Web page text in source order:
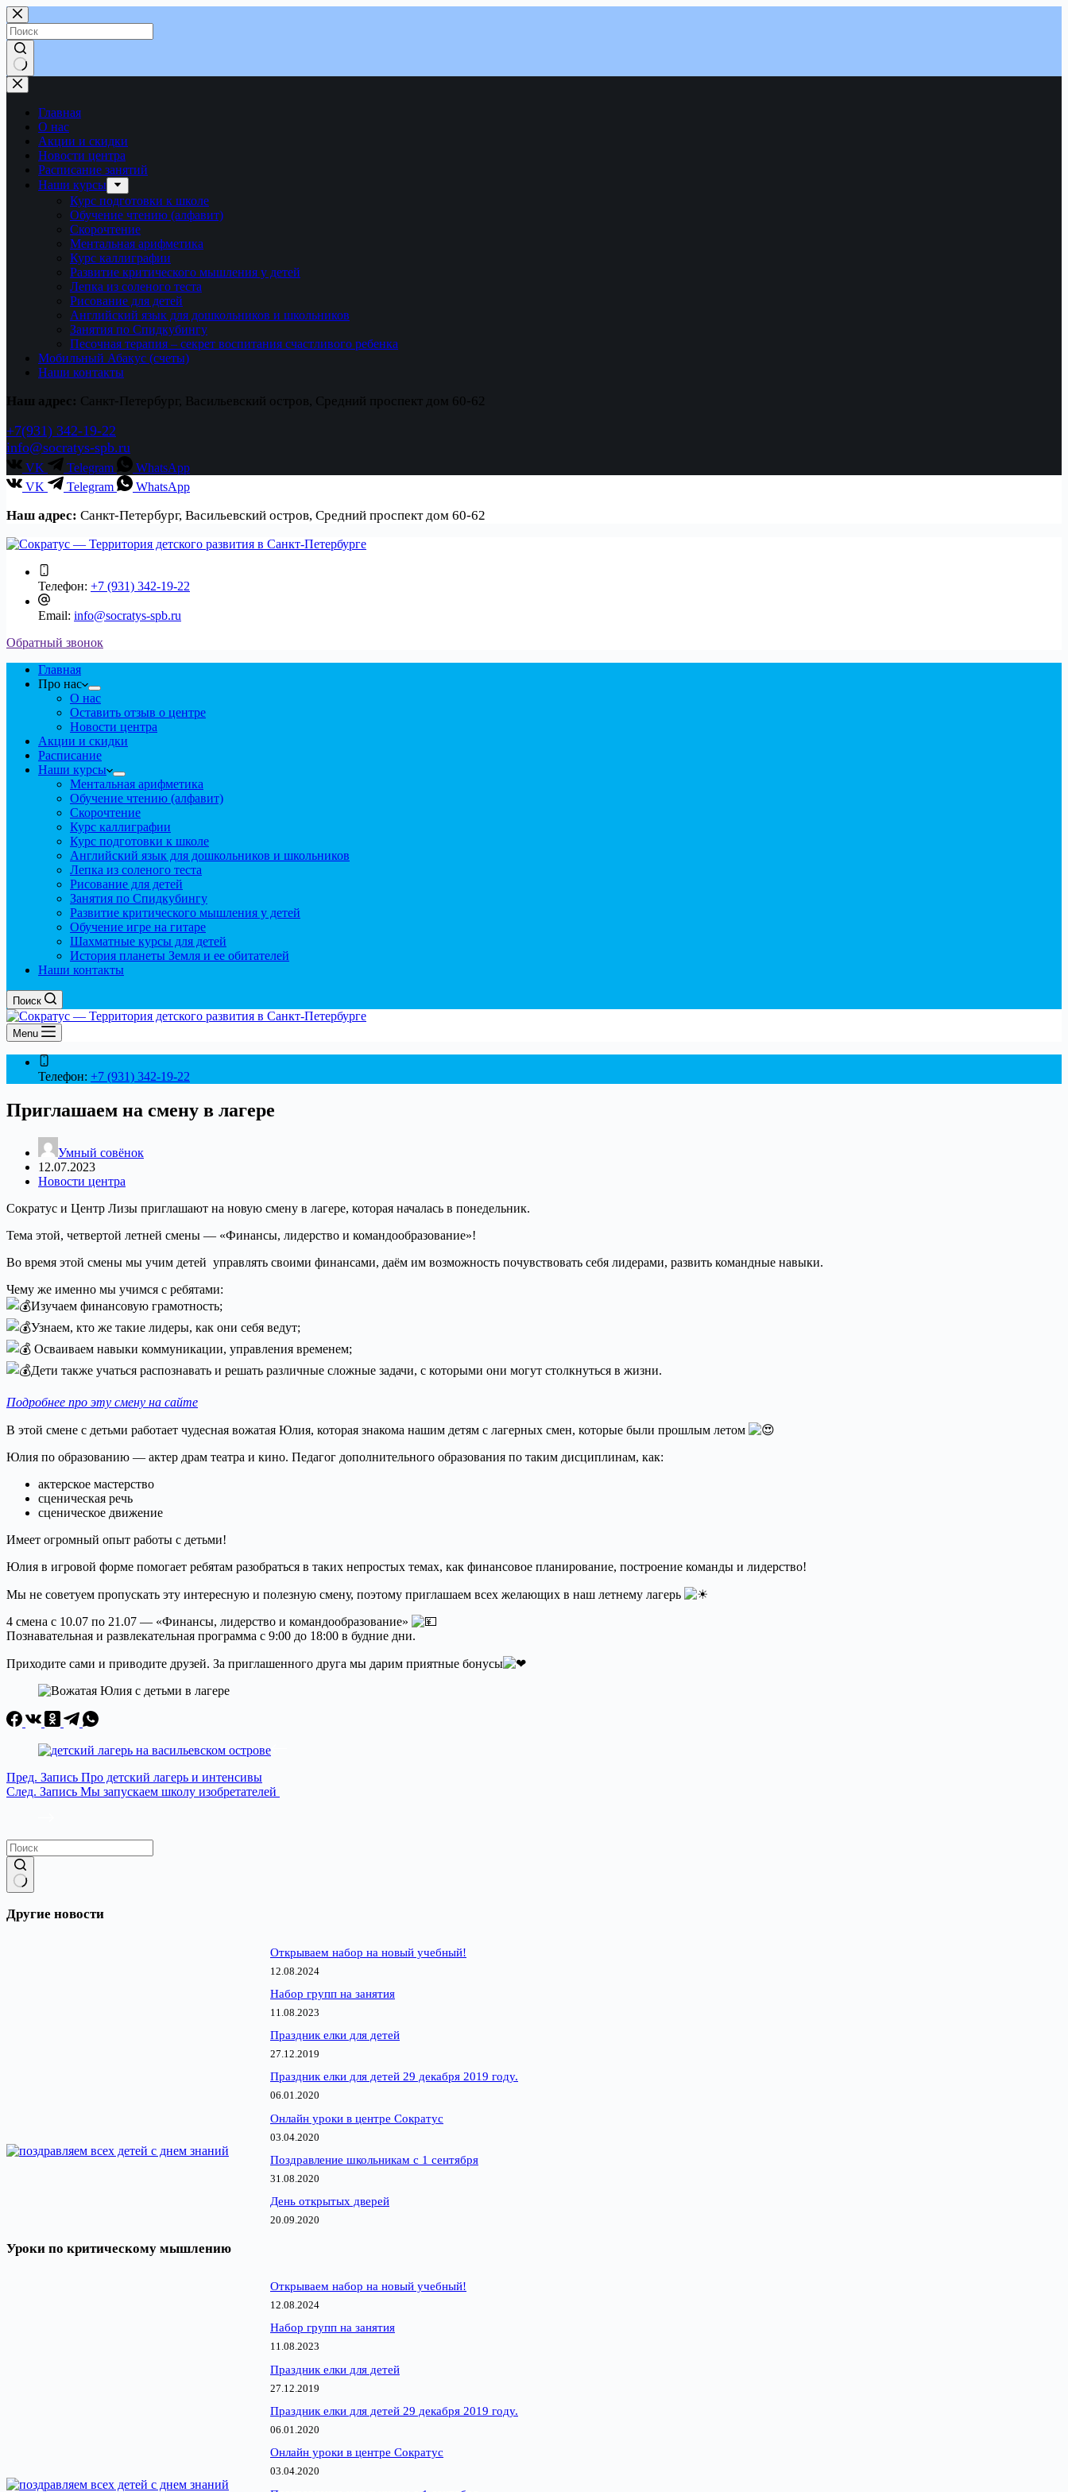
Перейти
к
сути
Ничего
не
найденоГлавная
О нас
Акции и скидки
Новости центра
Расписание занятий
Наши курсы
Курс подготовки к школе
Обучение чтению (алфавит)
Скорочтение
Ментальная арифметика
Курс каллиграфии
Развитие критического мышления у детей
Лепка из соленого теста
Рисование для детей
Английский язык для дошкольников и школьников
Занятия по Спидкубингу
Песочная терапия – секрет воспитания счастливого ребенка
Мобильный Абакус (счеты)
Наши контакты
Наш адрес: Санкт-Петербург, Васильевский остров, Средний проспект дом 60-62
+7(931) 342-19-22
info@socratys-spb.ru
VK Telegram
WhatsApp
VK
Telegram WhatsApp
Наш адрес: Санкт-Петербург, Васильевский остров, Средний проспект дом 60-62
Телефон: +7 (931) 342-19-22
Email: info@socratys-spb.ru
Обратный звонок
Главная
Про нас
О нас
Оставить отзыв о центре
Новости центра
Акции и скидки
Расписание
Наши курсы
Ментальная арифметика
Обучение чтению (алфавит)
Скорочтение
Курс каллиграфии
Курс подготовки к школе
Английский язык для дошкольников и школьников
Лепка из соленого теста
Рисование для детей
Занятия по Спидкубингу
Развитие критического мышления у детей
Обучение игре на гитаре
Шахматные курсы для детей
История планеты Земля и ее обитателей
Наши контакты
Поиск
Menu
Телефон: +7 (931) 342-19-22
Приглашаем на смену в лагере
Умный совёнок
12.07.2023
Новости центра
Сократус и Центр Лизы приглашают на новую смену в лагере, которая началась в понедельник.
Тема этой, четвертой летней смены — «Финансы, лидерство и командообразование»!
Во время этой смены мы учим детей управлять своими финансами, даём им возможность почувствовать себя лидерами, развить командные навыки.
Чему же именно мы учимся с ребятами:
Изучаем финансовую грамотность;
Узнаем, кто же такие лидеры, как они себя ведут;
Осваиваем навыки коммуникации, управления временем;
Дети также учаться распознавать и решать различные сложные задачи, с которыми они могут столкнуться в жизни.
Подробнее про эту смену на сайте
В этой смене с детьми работает чудесная вожатая Юлия, которая знакома нашим детям с лагерных смен, которые были прошлым летом
Юлия по образованию — актер драм театра и кино. Педагог дополнительного образования по таким дисциплинам, как:
актерское мастерство
сценическая речь
сценическое движение
Имеет огромный опыт работы с детьми!
Юлия в игровой форме помогает ребятам разобраться в таких непростых темах, как финансовое планирование, построение команды и лидерство!
Мы не советуем пропускать эту интересную и полезную смену, поэтому приглашаем всех желающих в наш летнему лагерь
4 смена с 10.07 по 21.07 — «Финансы, лидерство и командообразование»
Познавательная и развлекательная программа с 9:00 до 18:00 в будние дни.
Приходите сами и приводите друзей. За приглашенного друга мы дарим приятные бонусы
Пред. Запись Про детский лагерь и интенсивы
След. Запись Мы запускаем школу изобретателей
не
Другие новости
Открываем набор на новый учебный!
12.08.2024
Набор групп на занятия
11.08.2023
Праздник елки для детей
27.12.2019
Праздник елки для детей 29 декабря 2019 году.
06.01.2020
Онлайн уроки в центре Сократус
03.04.2020
Поздравление школьникам с 1 сентября
31.08.2020
День открытых дверей
20.09.2020
Уроки по критическому мышлению
Открываем набор на новый учебный!
12.08.2024
Набор групп на занятия
11.08.2023
Праздник елки для детей
27.12.2019
Праздник елки для детей 29 декабря 2019 году.
06.01.2020
Онлайн уроки в центре Сократус
03.04.2020